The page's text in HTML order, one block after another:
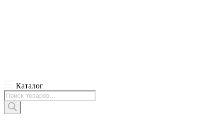
Каталог
Поиск
товаров